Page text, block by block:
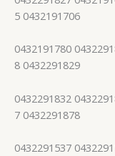
5 0432191706
0432191780
8 0432291829
0432291832
7 0432291878
0432291537